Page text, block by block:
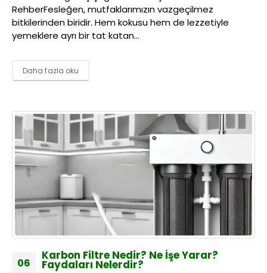
RehberFesleğen, mutfaklarımızın vazgeçilmez
bitkilerinden biridir. Hem kokusu hem de lezzetiyle
yemeklere ayrı bir tat katan...
Daha fazla oku
06
Karbon Filtre Nedir? Ne İşe Yarar?
Faydaları Nelerdir?